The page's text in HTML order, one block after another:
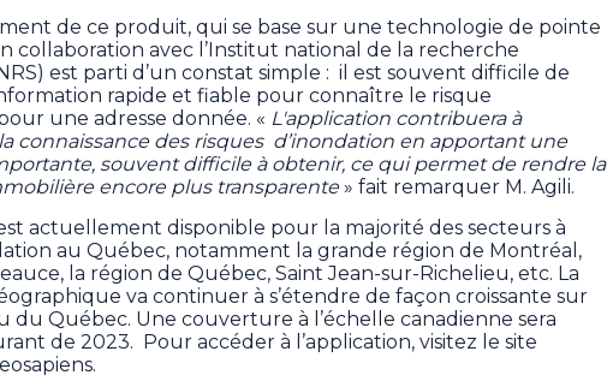
de ce produit, qui se base sur une technologie de pointe
collaboration avec l’Institut national de la recherche
est parti d’un constat simple : il est souvent difficile de
rapide et fiable pour connaître le risque
une adresse donnée. « L'application contribuera à
connaissance des risques d’inondation en apportant une
souvent difficile à obtenir, ce qui permet de rendre la
encore plus transparente» fait remarquer M. Agili.
actuellement disponible pour la majorité des secteurs à
au Québec, notamment la grande région de Montréal,
la région de Québec, Saint Jean-sur-Richelieu, etc. La
va continuer à s’étendre de façon croissante sur
du Québec. Une couverture à l’échelle canadienne sera
de 2023. Pour accéder à l’application, visitez le site